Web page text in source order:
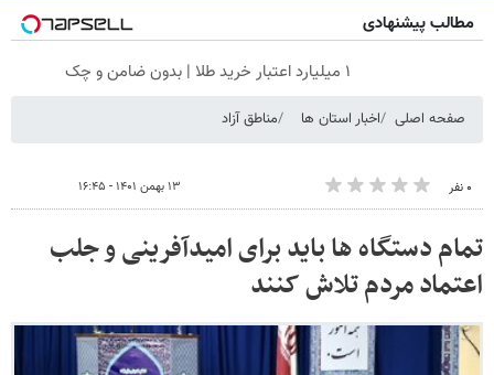
مطالب پیشنهادی
۱ میلیارد اعتبار خرید طلا | بدون ضامن و چک
صفحه اصلی اخبار استان ها مناطق آزاد
۰ نفر ۱۳ بهمن ۱۴۰۱ - ۱۶:۴۵
تمام دستگاه ها باید برای امیدآفرینی و جلب
اعتماد مردم تلاش کنند